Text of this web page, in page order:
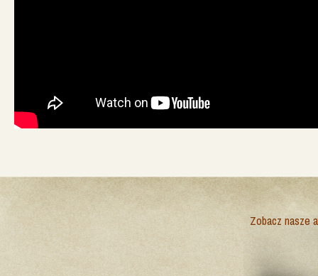
Zobacz nasze